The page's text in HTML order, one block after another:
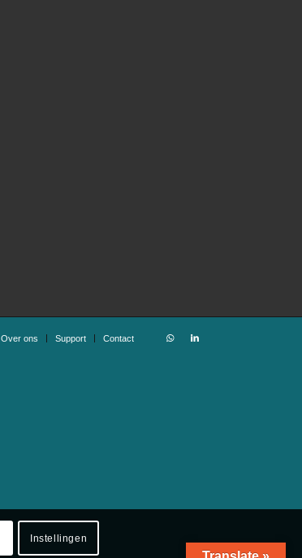
Over ons Support Contact
Instellingen